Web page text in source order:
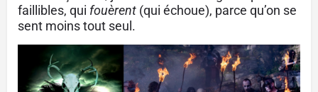
faillibles, qui fouèrent (qui échoue), parce qu’on se
sent moins tout seul.